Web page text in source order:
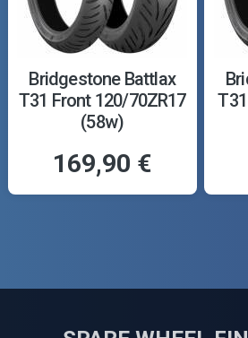
Bridgestone Battlax
T31 Front 120/70ZR17
(58w)
169,90 €